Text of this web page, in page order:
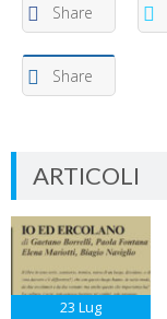
Share
Share
ARTICOLI
23 Lug